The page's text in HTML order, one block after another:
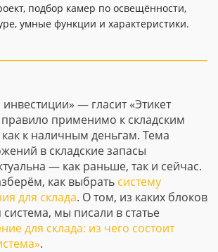
подбор камер по освещённости,
умные функции и характеристики.
— гласит «Этикет
правило применимо к складским
к наличным деньгам. Тема
в складские запасы
— как раньше, так и сейчас.
как выбрать систему
для склада. О том, из каких блоков
система, мы писали в статье
для склада: из чего состоит
.